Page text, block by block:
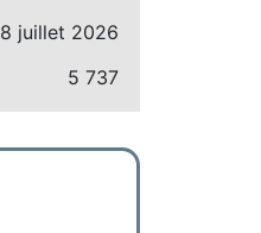
8 juillet 2026
5 737